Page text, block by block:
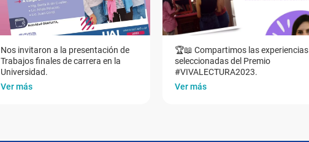
Nos invitaron a la presentación de
Trabajos finales de carrera en la
Universidad.
Ver más
🏆📖 Compartimos las experiencias
seleccionadas del Premio
#VIVALECTURA2023.
Ver más